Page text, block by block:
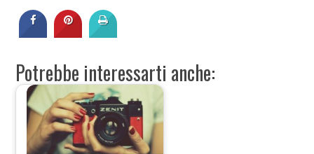
Potrebbe interessarti anche: